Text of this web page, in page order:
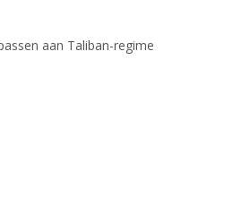
aan Taliban-regime